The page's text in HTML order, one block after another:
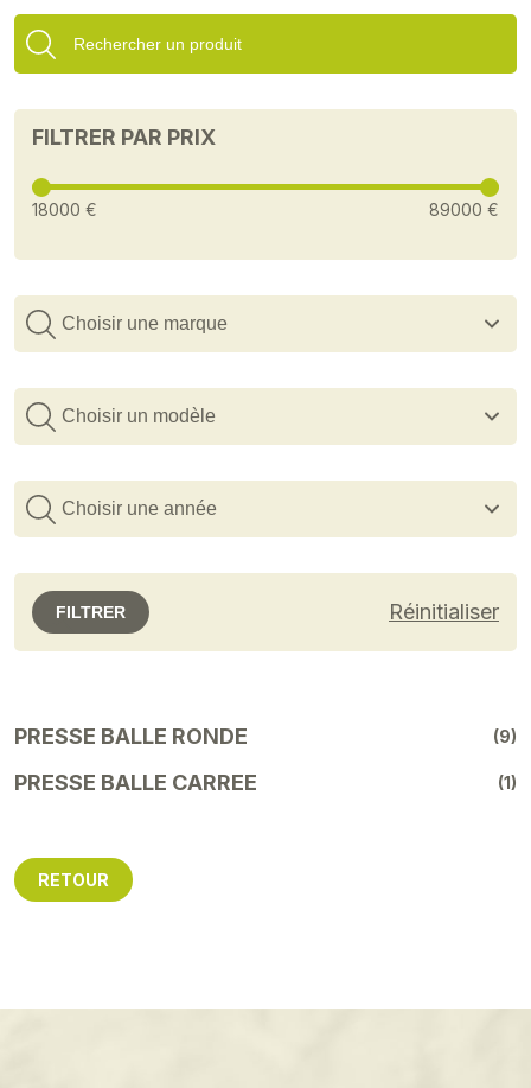
FILTRER PAR PRIX
18000 € 89000 €
Choisir une marque
Choisir un modèle
Choisir une année
FILTRER Réinitialiser
PRESSE BALLE RONDE (9)
PRESSE BALLE CARREE (1)
RETOUR